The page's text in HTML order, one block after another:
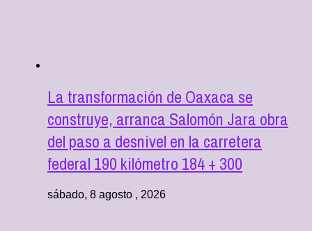
La transformación de Oaxaca se
construye, arranca Salomón Jara obra
del paso a desnivel en la carretera
federal 190 kilómetro 184 + 300
sábado, 8 agosto , 2026